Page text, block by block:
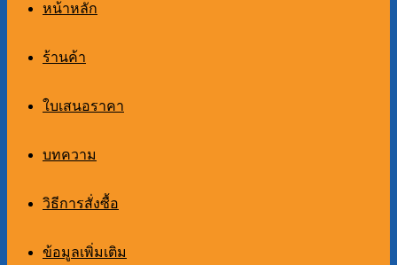
หน้าหลัก
ร้านค้า
ใบเสนอราคา
บทความ
วิธีการสั่งซื้อ
ข้อมูลเพิ่มเติม